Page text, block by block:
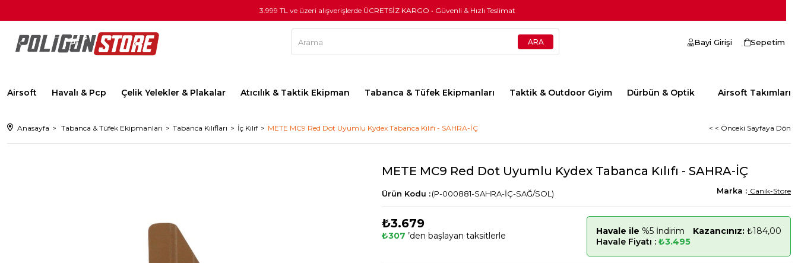
3.999 TL ve üzeri alışverişlerde ÜCRETSİZ KARGO • Güvenli & Hızlı Teslimat
Airsoft Havalı & Pcp Çelik Yelekler & Plakalar Atıcılık & Taktik Ekipman Tabanca & Tüfek Ekipmanları Taktik & Outdoor Giyim Dürbün & Optik Airsoft Takımları
Sepetim
Bayi Girişi
Anasayfa Tabanca & Tüfek Ekipmanları Tabanca Kılıfları İç Kılıf METE MC9 Red Dot Uyumlu Kydex Tabanca Kılıfı - SAHRA-İÇ < < Önceki Sayfaya Dön
METE MC9 Red Dot Uyumlu Kydex Tabanca Kılıfı - SAHRA-İÇ
(P-000881-SAHRA-İÇ-SAĞ/SOL) Canik-Store
₺3.679
₺307 ’den başlayan taksitlerle Havale ile %5 İndirim Kazancınız: ₺184,00
Havale Fiyatı : ₺3.495